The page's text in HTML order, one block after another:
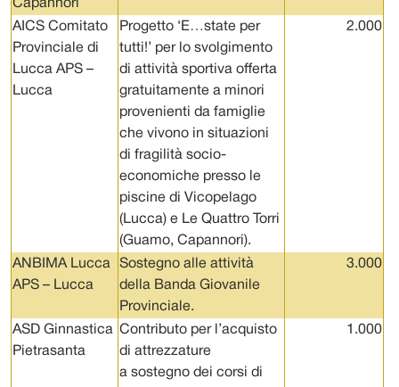
Capannori
AICS Comitato
Provinciale di
Lucca APS –
Lucca
Progetto ‘E…state per
tutti!’ per lo svolgimento
di attività sportiva offerta
gratuitamente a minori
provenienti da famiglie
che vivono in situazioni
di fragilità socio-
economiche presso le
piscine di Vicopelago
(Lucca) e Le Quattro Torri
(Guamo, Capannori).
2.000
ANBIMA Lucca
APS – Lucca
Sostegno alle attività
della Banda Giovanile
Provinciale.
3.000
ASD Ginnastica
Pietrasanta
Contributo per l’acquisto
di attrezzature
a sostegno dei corsi di
1.000